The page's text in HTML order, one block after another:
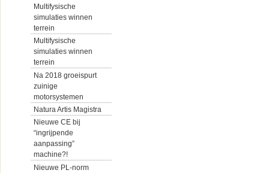
Multifysische
simulaties winnen
terrein
Multifysische
simulaties winnen
terrein
Na 2018 groeispurt
zuinige
motorsystemen
Natura Artis Magistra
Nieuwe CE bij
“ingrijpende
aanpassing”
machine?!
Nieuwe PL-norm